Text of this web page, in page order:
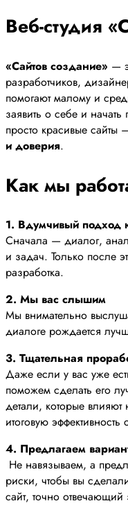
Веб-студия
«Сайтов создание» —
разработчиков,
помогают малому и
заявить о себе и
просто красивые
и доверия.
Как мы
1. Вдумчивый подход
Сначала — диалог,
и задач. Только после
разработка.
2. Мы вас слышим
Мы внимательно
диалоге рождается
3. Тщательная
Даже если у вас уже
поможем сделать его
детали, которые
итоговую эффективность
4. Предлагаем
Не навязываем, а
риски, чтобы вы
сайт, точно